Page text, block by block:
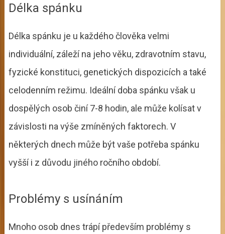
Délka spánku
Délka spánku je u každého člověka velmi
individuální, záleží na jeho věku, zdravotním stavu,
fyzické konstituci, genetických dispozicích a také
celodenním režimu. Ideální doba spánku však u
dospělých osob činí 7-8 hodin, ale může kolísat v
závislosti na výše zmíněných faktorech. V
některých dnech může být vaše potřeba spánku
vyšší i z důvodu jiného ročního období.
Problémy s usínáním
Mnoho osob dnes trápí především problémy s